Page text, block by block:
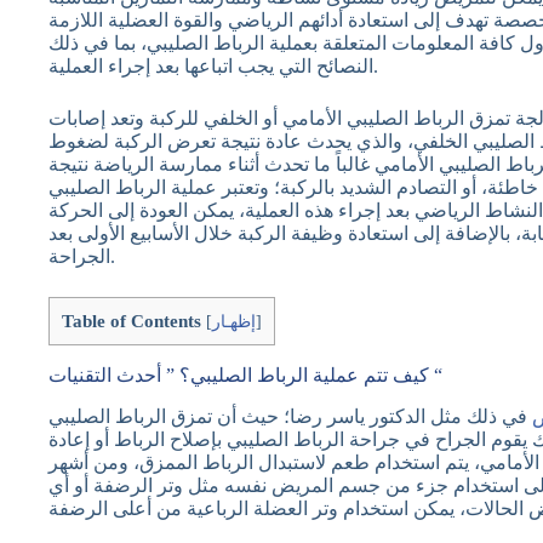
تهدف إلى استعادة أدائهم الرياضي والقوة العضلية اللازمة
كافة المعلومات المتعلقة بعملية الرباط الصليبي، بما في ذلك
النصائح التي يجب اتباعها بعد إجراء العملية.
تمزق الرباط الصليبي الأمامي أو الخلفي للركبة وتعد إصابات
الصليبي الخلفي، والذي يحدث عادة نتيجة تعرض الركبة لضغوط
الصليبي الأمامي غالباً ما تحدث أثناء ممارسة الرياضة نتيجة
أو التصادم الشديد بالركبة؛ وتعتبر عملية الرباط الصليبي
الرياضي بعد إجراء هذه العملية، يمكن العودة إلى الحركة
بالإضافة إلى استعادة وظيفة الركبة خلال الأسابيع الأولى بعد
الجراحة.
Table of Contents [ إظهـار ]
كيف تتم عملية الرباط الصليبي؟ ” أحدث التقنيات “
في ذلك مثل الدكتور ياسر رضا؛ حيث أن تمزق الرباط الصليبي
الجراح في جراحة الرباط الصليبي بإصلاح الرباط أو إعادة
يتم استخدام طعم لاستبدال الرباط الممزق، ومن أشهر
إلى استخدام جزء من جسم المريض نفسه مثل وتر الرضفة أو أي